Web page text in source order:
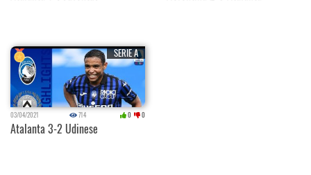
SERIE A
03/04/2021 714 0 0
Atalanta 3-2 Udinese